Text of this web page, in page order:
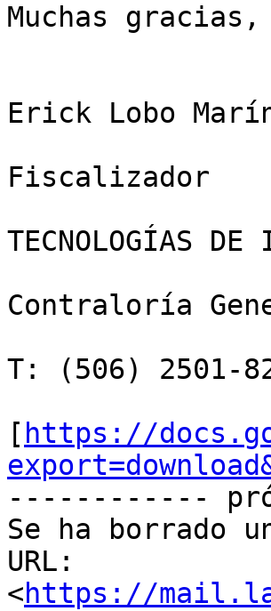
Muchas gracias,
Erick Lobo
Fiscalizador
TECNOLOGÍAS DE
Contraloría
T: (506) 2501-
[ https://
------------
Se ha borrado
URL:
<https://